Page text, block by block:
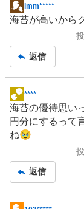
掲
示
事
imm*****
海苔が高いから
返信
掲
示
板
記
****
海苔の優待思い
円分にするって
ね🥹
返信